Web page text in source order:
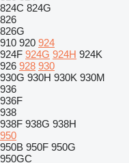
824C 824G
826
826G
910 920 924
924F 924G 924H 924K
926 928 930
930G 930H 930K 930M
936
936F
938
938F 938G 938H
950
950B 950F 950G
950GC